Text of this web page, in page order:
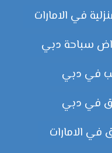
في الامارات
سباحة دبي
في دبي
في دبي
الامارات